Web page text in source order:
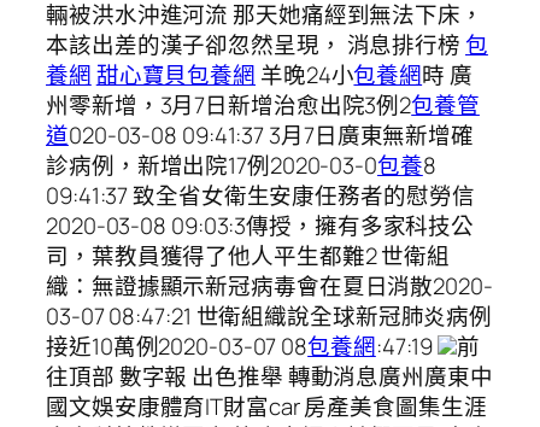
輛被洪水沖進河流 那天她痛經到無法下床，
本該出差的漢子卻忽然呈現， 消息排行榜包
養網甜心寶貝包養網 羊晚24小包養網時 廣
州零新增，3月7日新增治愈出院3例2包養管
道020-03-08 09:41:37 3月7日廣東無新增確
診病例，新增出院17例2020-03-0包養8
09:41:37 致全省女衛生安康任務者的慰勞信
2020-03-08 09:03:3傳授，擁有多家科技公
司，葉教員獲得了他人平生都難2 世衛組
織：無證據顯示新冠病毒會在夏日消散2020-
03-07 08:47:21 世衛組織說全球新冠肺炎病例
接近10萬例2020-03-07 08包養網:47:19
前
往頂部 數字報 出色推舉 轉動消息廣州廣東中
國文娛安康體育IT財富car 房產美食圖集生涯